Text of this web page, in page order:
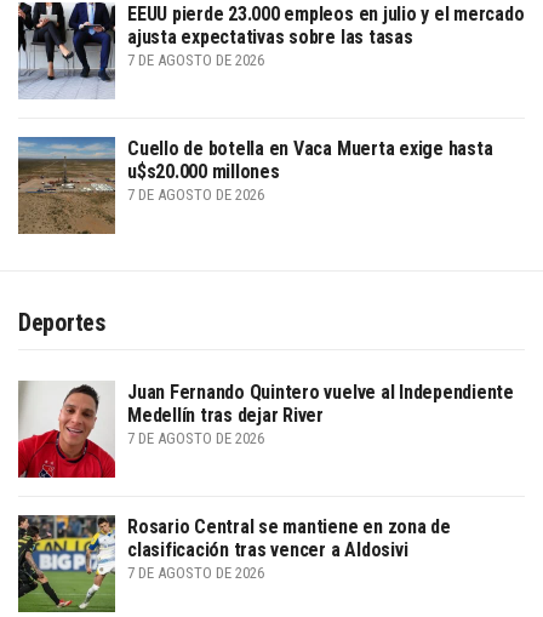
EEUU pierde 23.000 empleos en julio y el mercado
ajusta expectativas sobre las tasas
7 DE AGOSTO DE 2026
Cuello de botella en Vaca Muerta exige hasta
u$s20.000 millones
7 DE AGOSTO DE 2026
Deportes
Juan Fernando Quintero vuelve al Independiente
Medellín tras dejar River
7 DE AGOSTO DE 2026
Rosario Central se mantiene en zona de
clasificación tras vencer a Aldosivi
7 DE AGOSTO DE 2026